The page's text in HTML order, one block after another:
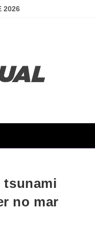
2026
tsunami
no mar